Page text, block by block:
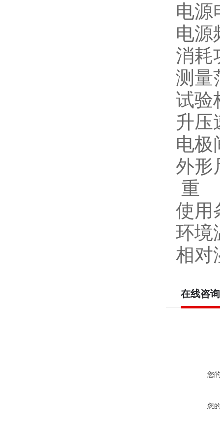
电源
电源
消耗
测量
试验
升压
电极
外形
重
使用
环
相对
在线咨询
您
您